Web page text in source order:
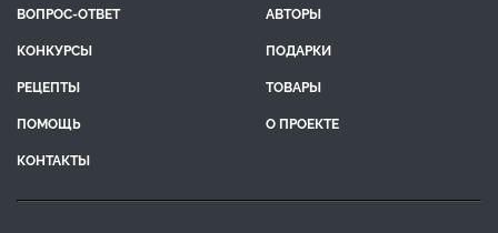
ВОПРОС-ОТВЕТ
АВТОРЫ
КОНКУРСЫ
ПОДАРКИ
РЕЦЕПТЫ
ТОВАРЫ
ПОМОЩЬ
О ПРОЕКТЕ
КОНТАКТЫ